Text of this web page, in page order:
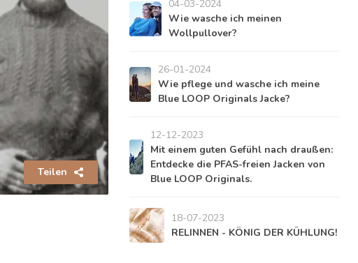
Teilen
04-03-2024
Wie wasche ich meinen
Wollpullover?
26-01-2024
Wie pflege und wasche ich meine
Blue LOOP Originals Jacke?
12-12-2023
Mit einem guten Gefühl nach draußen:
Entdecke die PFAS-freien Jacken von
Blue LOOP Originals.
18-07-2023
RELINNEN - KÖNIG DER KÜHLUNG!